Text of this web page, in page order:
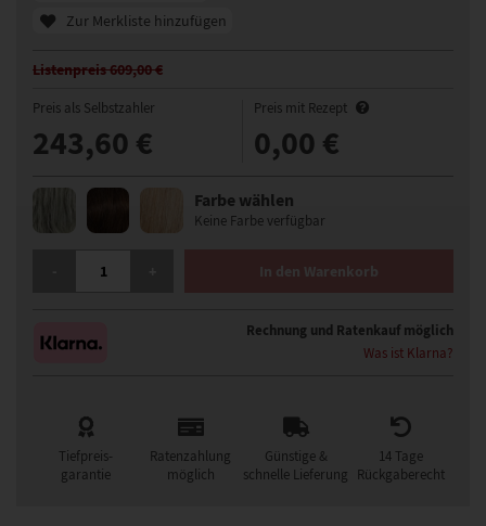
Zur Merkliste hinzufügen
Listenpreis 609,00 €
Preis als Selbstzahler
243,60 €
Preis mit Rezept
0,00 €
Farbe wählen
Keine Farbe verfügbar
In den Warenkorb
Rechnung und Ratenkauf möglich
Was ist Klarna?
Tiefpreis-
garantie
Ratenzahlung
möglich
Günstige &
schnelle Lieferung
14 Tage
Rückgaberecht